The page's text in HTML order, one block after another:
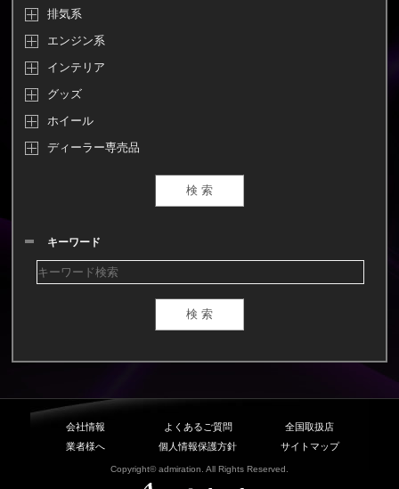
排気系
エンジン系
インテリア
グッズ
ホイール
ディーラー専売品
キーワード
会社情報 よくあるご質問
全国取扱店
業者様へ
個人情報保護方針 サイトマップ
Copyright© admiration. All Rights Reserved.